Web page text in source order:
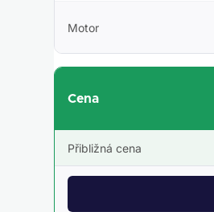
Motor
Cena
Přibližná cena